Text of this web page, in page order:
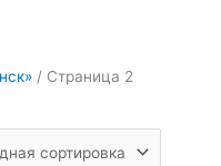
/ Страница 2